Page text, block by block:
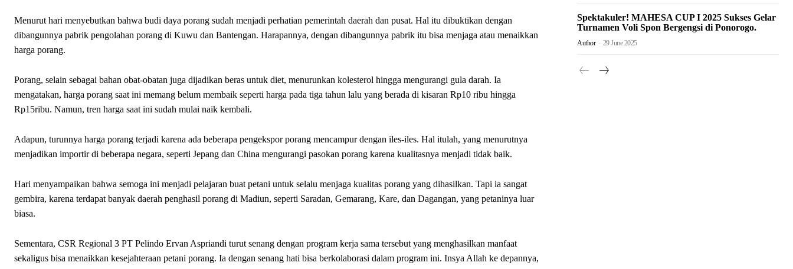
Menurut hari menyebutkan bahwa budi daya porang sudah menjadi perhatian pemerintah daerah dan pusat. Hal itu dibuktikan dengan
dibangunnya pabrik pengolahan porang di Kuwu dan Bantengan. Harapannya, dengan dibangunnya pabrik itu bisa menjaga atau menaikkan
harga porang.
Porang, selain sebagai bahan obat-obatan juga dijadikan beras untuk diet, menurunkan kolesterol hingga mengurangi gula darah. Ia
mengatakan, harga porang saat ini memang belum membaik seperti harga pada tiga tahun lalu yang berada di kisaran Rp10 ribu hingga
Rp15ribu. Namun, tren harga saat ini sudah mulai naik kembali.
Adapun, turunnya harga porang terjadi karena ada beberapa pengekspor porang mencampur dengan iles-iles. Hal itulah, yang menurutnya
menjadikan importir di beberapa negara, seperti Jepang dan China mengurangi pasokan porang karena kualitasnya menjadi tidak baik.
Hari menyampaikan bahwa semoga ini menjadi pelajaran buat petani untuk selalu menjaga kualitas porang yang dihasilkan. Tapi ia sangat
gembira, karena terdapat banyak daerah penghasil porang di Madiun, seperti Saradan, Gemarang, Kare, dan Dagangan, yang petaninya luar
biasa.
Sementara, CSR Regional 3 PT Pelindo Ervan Aspriandi turut senang dengan program kerja sama tersebut yang menghasilkan manfaat
sekaligus bisa menaikkan kesejahteraan petani porang. Ia dengan senang hati bisa berkolaborasi dalam program ini. Insya Allah ke depannya,
Spektakuler! MAHESA CUP I 2025 Sukses Gelar
Turnamen Voli Spon Bergengsi di Ponorogo.
Author - 29 June 2025